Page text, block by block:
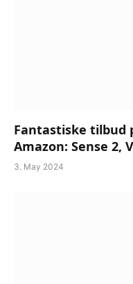
Fantastiske tilbud
Amazon: Sense 2,
3. May 2024